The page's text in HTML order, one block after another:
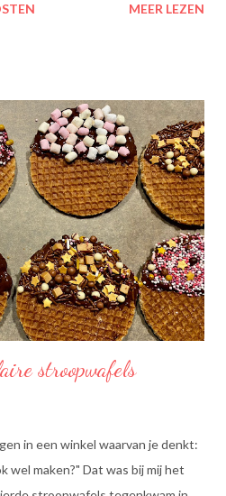
MEER LEZEN
stroopwafels
in een winkel waarvan je denkt:
wel maken?" Dat was bij mij het